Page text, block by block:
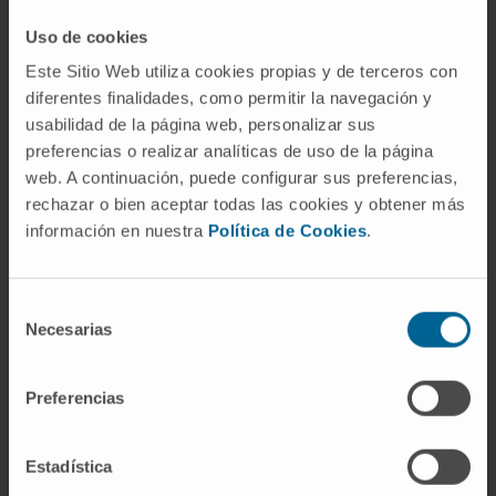
Uso de cookies
Este Sitio Web utiliza cookies propias y de terceros con
diferentes finalidades, como permitir la navegación y
usabilidad de la página web, personalizar sus
preferencias o realizar analíticas de uso de la página
web. A continuación, puede configurar sus preferencias,
rechazar o bien aceptar todas las cookies y obtener más
información en nuestra Política de Cookies.
Necesarias
Preferencias
Estadística
hepatobiliares, la lesión es única en la mayoría
color pardo-achocolatado sin verdadero pus.
La serología frente aE. histolytica—
hemaglutinación indirecta, ELISA, PCR—
resulta clave cuando la presentación clínica
es ambigua.
¿Por qué se llama "amebiano" este
absceso?
concretamente
"cambio", por la forma continuamente variable